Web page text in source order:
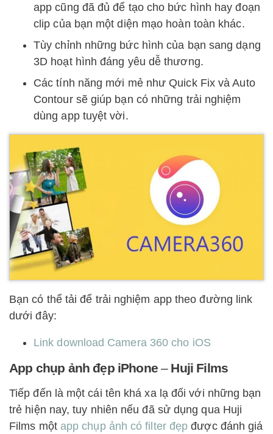
app cũng đã đủ để tạo cho bức hình hay đoạn
clip của bạn một diện mạo hoàn toàn khác.
Tùy chỉnh những bức hình của bạn sang dạng
3D hoạt hình đáng yêu dễ thương.
Các tính năng mới mẻ như Quick Fix và Auto
Contour sẽ giúp bạn có những trải nghiệm
dùng app tuyệt vời.
Bạn có thể tải để trải nghiệm app theo đường link
dưới đây:
Link download Camera 360 cho iOS
App chụp ảnh đẹp iPhone– Huji Films
Tiếp đến là một cái tên khá xa lạ đối với những bạn
trẻ hiện nay, tuy nhiên nếu đã sử dụng qua Huji
Films một app chụp ảnh có filter đẹp được đánh giá